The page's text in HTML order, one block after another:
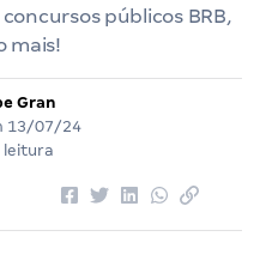
públicos BRB,
mais!
Gran
13/07/24
leitura